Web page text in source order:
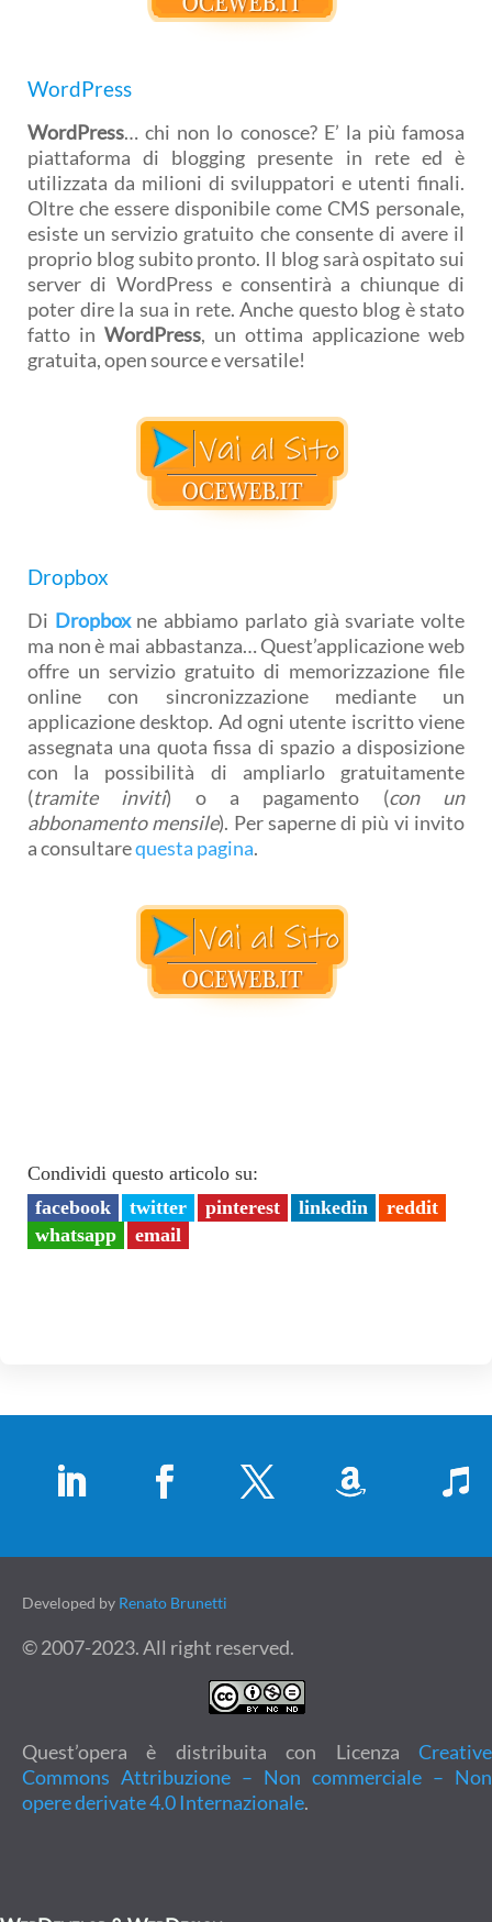
WordPress
WordPress… chi non lo conosce? E’ la più famosa
piattaforma di blogging presente in rete ed è
utilizzata da milioni di sviluppatori e utenti finali.
Oltre che essere disponibile come CMS personale,
esiste un servizio gratuito che consente di avere il
proprio blog subito pronto. Il blog sarà ospitato sui
server di WordPress e consentirà a chiunque di
poter dire la sua in rete. Anche questo blog è stato
fatto in WordPress, un ottima applicazione web
gratuita, open source e versatile!
Dropbox
Di Dropboxne abbiamo parlato già svariate volte
ma non è mai abbastanza… Quest’applicazione web
offre un servizio gratuito di memorizzazione file
online con sincronizzazione mediante un
applicazione desktop. Ad ogni utente iscritto viene
assegnata una quota fissa di spazio a disposizione
con la possibilità di ampliarlo gratuitamente
(tramite inviti) o a pagamento (con un
abbonamento mensile). Per saperne di più vi invito
a consultarequesta pagina.
Condividi questo articolo su:
facebook
twitter pinterest linkedin
reddit
whatsapp
email
Developed by Renato Brunetti
© 2007-2023. All right reserved.
Quest’opera è distribuita con Licenza Creative
Commons Attribuzione – Non commerciale – Non
opere derivate 4.0 Internazionale.